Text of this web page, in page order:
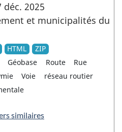
déc. 2025
et municipalités du
HTML ZIP
Géobase Route
Rue
Voie
réseau routier
similaires